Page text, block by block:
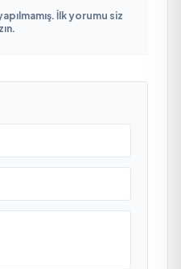
İlk yorumu siz